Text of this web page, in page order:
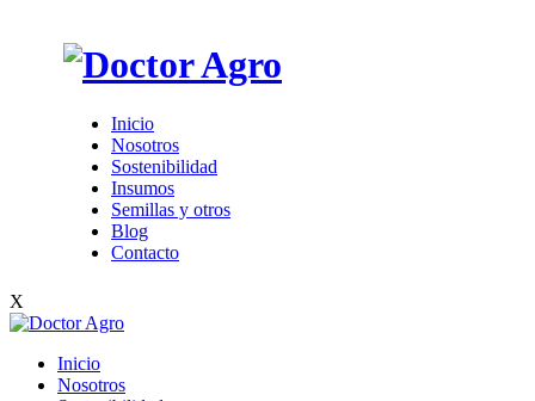
Inicio
Nosotros
Sostenibilidad
Insumos
Semillas y otros
Blog
Contacto
X
Inicio
Nosotros